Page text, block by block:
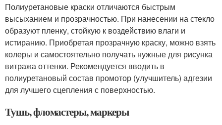
Полиуретановые краски отличаются быстрым
высыханием и прозрачностью. При нанесении на стекло
образуют пленку, стойкую к воздействию влаги и
истиранию. Приобретая прозрачную краску, можно взять
колеры и самостоятельно получать нужные для рисунка
витража оттенки. Рекомендуется вводить в
полиуретановый состав промотор (улучшитель) адгезии
для лучшего сцепления с поверхностью.
Тушь, фломастеры, маркеры